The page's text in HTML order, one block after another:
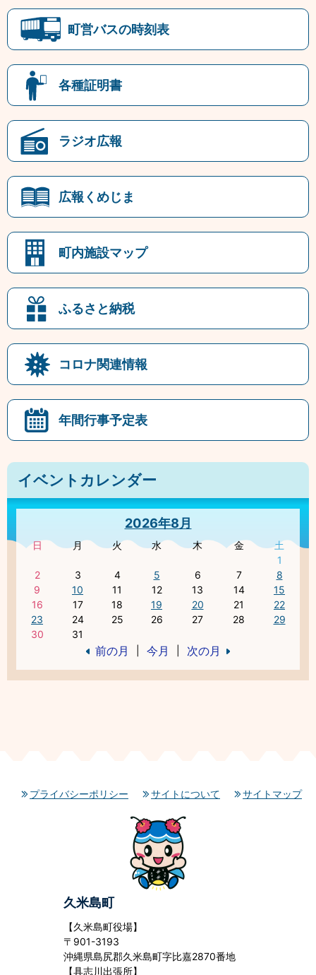
町営バスの時刻表
各種証明書
ラジオ広報
広報くめじま
町内施設マップ
ふるさと納税
コロナ関連情報
年間行事予定表
イベントカレンダー
2026年8月
日 月 火 水 木 金
土
1
2
3 4 5 6 7
8
9
10 11 12 13 14
15
16
17 18 19 20 21
22
23
24 25 26 27 28
29
30
31
前の月 今月 次の月
プライバシーポリシー サイトについて サイトマップ
久米島町
【久米島町役場】
〒901-3193
沖縄県島尻郡久米島町字比嘉2870番地
【具志川出張所】